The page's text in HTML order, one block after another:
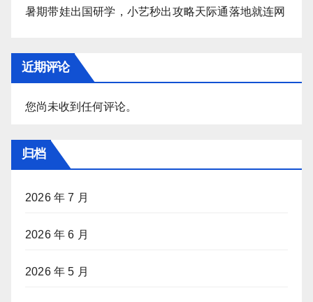
暑期带娃出国研学，小艺秒出攻略天际通落地就连网
近期评论
您尚未收到任何评论。
归档
2026 年 7 月
2026 年 6 月
2026 年 5 月